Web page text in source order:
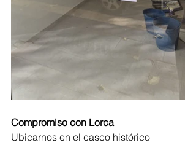
Compromiso con Lorca
Ubicarnos en el casco histórico